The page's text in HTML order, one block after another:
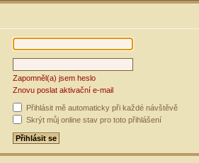
Zapomněl(a) jsem heslo
Znovu poslat aktivační e-mail
Přihlásit mě automaticky při každé návštěvě
Skrýt můj online stav pro toto přihlášení